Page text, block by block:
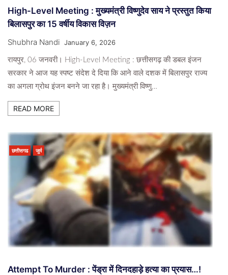
High-Level Meeting : मुख्यमंत्री विष्णुदेव साय ने प्रस्तुत किया
बिलासपुर का 15 वर्षीय विकास विज़न
Shubhra Nandi January 6, 2026
रायपुर, 06 जनवरी। High-Level Meeting : छत्तीसगढ़ की डबल इंजन
सरकार ने आज यह स्पष्ट संदेश दे दिया कि आने वाले दशक में बिलासपुर राज्य
का अगला ग्रोथ इंजन बनने जा रहा है। मुख्यमंत्री विष्णु…
READ MORE
छत्तीसगढ जुर्म
Attempt To Murder : पेंड्रा में दिनदहाड़े हत्या का प्रयास…!